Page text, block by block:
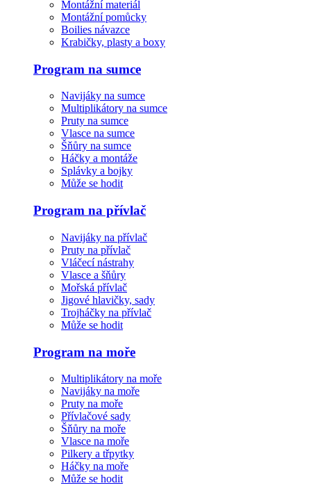
Montážní materiál
Montážní pomůcky
Boilies návazce
Krabičky, plasty a boxy
Program na sumce
Navijáky na sumce
Multiplikátory na sumce
Pruty na sumce
Vlasce na sumce
Šňůry na sumce
Háčky a montáže
Splávky a bojky
Může se hodit
Program na přívlač
Navijáky na přívlač
Pruty na přívlač
Vláčecí nástrahy
Vlasce a šňůry
Mořská přívlač
Jigové hlavičky, sady
Trojháčky na přívlač
Může se hodit
Program na moře
Multiplikátory na moře
Navijáky na moře
Pruty na moře
Přívlačové sady
Šňůry na moře
Vlasce na moře
Pilkery a třpytky
Háčky na moře
Může se hodit